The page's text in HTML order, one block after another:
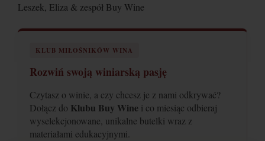
Leszek, Eliza & zespół Buy Wine
KLUB MIŁOŚNIKÓW WINA
Rozwiń swoją winiarską pasję
Czytasz o winie, a czy chcesz je z nami odkrywać?
Dołącz do Klubu Buy Wine i co miesiąc odbieraj
wyselekcjonowane, unikalne butelki wraz z
materiałami edukacyjnymi.